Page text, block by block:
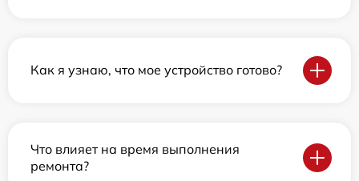
Как я узнаю, что мое устройство готово?
Что влияет на время выполнения
ремонта?